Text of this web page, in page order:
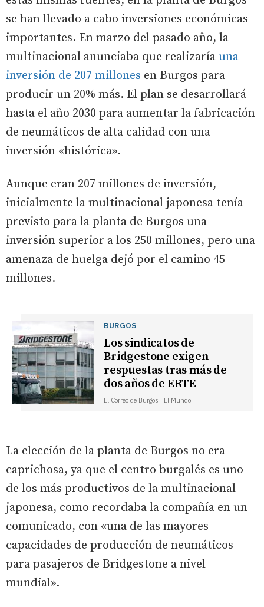
se han llevado a cabo inversiones económicas
importantes. En marzo del pasado año, la
multinacional anunciaba que realizaría una
inversión de 207 millones en Burgos para
producir un 20% más. El plan se desarrollará
hasta el año 2030 para aumentar la fabricación
de neumáticos de alta calidad con una
inversión «histórica».
Aunque eran 207 millones de inversión,
inicialmente la multinacional japonesa tenía
previsto para la planta de Burgos una
inversión superior a los 250 millones, pero una
amenaza de huelga dejó por el camino 45
millones.
BURGOS
Los sindicatos de
Bridgestone exigen
respuestas tras más de
dos años de ERTE
El Correo de Burgos | El Mundo
La elección de la planta de Burgos no era
caprichosa, ya que el centro burgalés es uno
de los más productivos de la multinacional
japonesa, como recordaba la compañía en un
comunicado, con «una de las mayores
capacidades de producción de neumáticos
para pasajeros de Bridgestone a nivel
mundial».